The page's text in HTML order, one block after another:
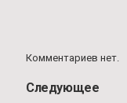
Комментариев нет.
Следующее